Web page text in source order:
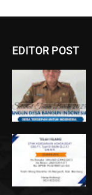
EDITOR POST